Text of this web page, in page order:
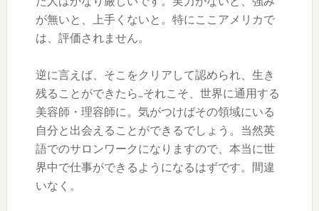
が無いと、上手くないと。特にここアメリカで
は、評価されません。
逆に言えば、そこをクリアして認められ、生き
残ることができたら…それこそ、世界に通用する
美容師・理容師に。気がつけばその領域にいる
自分と出会えることができるでしょう。当然英
語でのサロンワークになりますので、本当に世
界中で仕事ができるようになるはずです。間違
いなく。